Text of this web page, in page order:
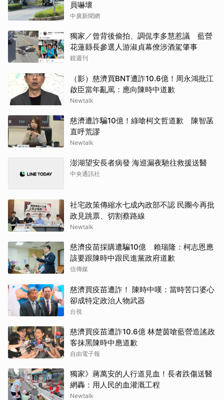
員嚇壞
中廣新聞網
獨家／曾背後偷拍、調侃李多慧惹議 藍營
花蓮縣長參選人游淑貞幕僚涉酒駕肇事
鏡週刊
（影）慈濟買BNT遭詐10.6億！周永鴻批江
啟臣當年亂罵：應向陳時中道歉
Newtalk
慈濟遭詐騙10億！綠嗆柯文哲道歉 陳智菡
直呼荒謬
Newtalk
澎湖望安長者病發 海巡漏夜馳往救援送醫
中央通訊社
社宅政策傳縮水七成內政部不認 民團今再批
政見跳票、切割蔡路線
Newtalk
慈濟疫苗採購遭騙10億 賴瑞隆：柯志恩應
該要跟陳時中跟民進黨政府道歉
信傳媒
慈濟買疫苗遭詐！ 陳時中嘆：當時苦口婆心
卻成特定政治人物武器
台視
慈濟買疫苗遭詐10.6億 林楚茵嗆藍營造謠政
客抹黑陳時中應道歉
自由電子報
獨家》蔣萬安的人行道見血！長者跌傷送醫
網轟：用人民的血灌溉工程
Newtalk